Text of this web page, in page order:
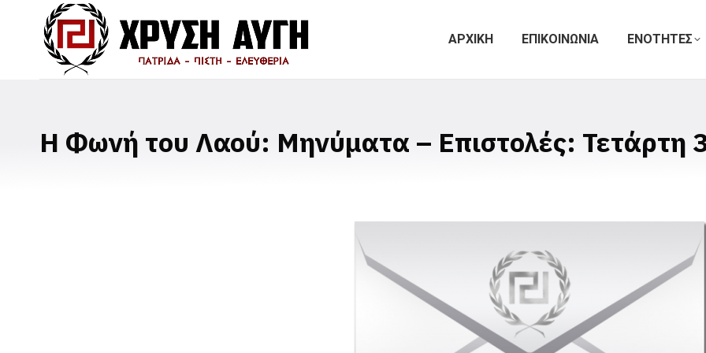
ΑΡΧΙΚΗ ΕΠΙΚΟΙΝΩΝΙΑ ΕΝΟΤΗΤΕΣ
Η Φωνή του Λαού: Μηνύματα – Επιστολές: Τετάρτη